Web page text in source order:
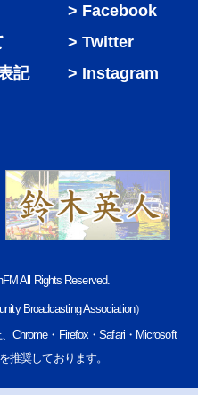
記
Facebook
Twitter
Instagram
All Rights Reserved.
Broadcasting Association）
Chrome・Firefox・Safari・Microsoft
推奨しております。